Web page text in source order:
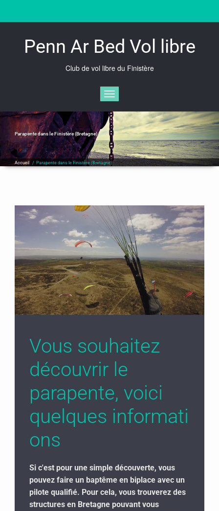
content
Penn Ar Bed Vol libre
Club de vol libre du Finistère
Afficher/masquer la navigation
Parapente dans le Finistère (Bretagne)
Accueil / Parapente dans le Finistère (Bretagne)
Vous souhaitez
découvrir le
parapente, voici
quelques informati
ons
Si c'est pour une simple découverte, vous
pouvez faire un baptême en biplace avec un
pilote qualifié. Pour cela, vous trouverez des
structures en Bretagne pouvant vous